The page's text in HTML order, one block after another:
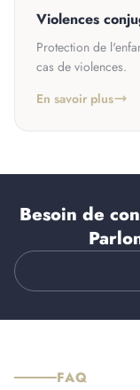
Violences
Protection de
cas de violences.
En savoir plus
Besoin de
FAQ